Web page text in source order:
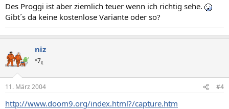
Des Proggi ist aber ziemlich teuer wenn ich richtig sehe.
Gibt´s da keine kostenlose Variante oder so?
niz
ᴬ7ᵪ
11. März 2004 #4
http://www.doom9.org/index.html?/capture.htm